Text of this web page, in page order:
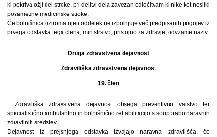
ki pokriva ožji del stroke, pri delitvi dela zavezan odločitvam klinike kot nosilki
posamezne medicinske stroke.
Če bolnišnica oziroma njen oddelek ne izpolnjuje več predpisanih pogojev iz
prvega odstavka tega člena, ministrstvo, pristojno za zdravje, odvzame naziv.
Druga zdravstvena dejavnost
Zdraviliška zdravstvena dejavnost
19. člen
Zdraviliška zdravstvena dejavnost obsega preventivno varstvo ter
specialistično ambulantno in bolnišnično rehabilitacijo s souporabo naravnih
zdravilnih sredstev.
Dejavnost iz prejšnjega odstavka izvajajo naravna zdravilišča, če